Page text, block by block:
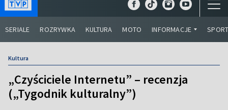
SERIALE ROZRYWKA KULTURA MOTO INFORMACJE
Kultura
„Czyściciele Internetu” – recenzja
(„Tygodnik kulturalny”)